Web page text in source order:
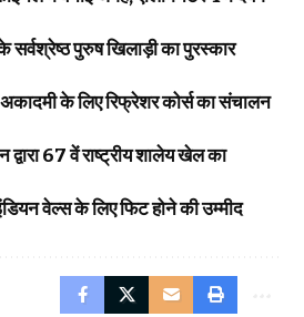
सर्वश्रेष्ठ पुरुष खिलाड़ी का पुरस्कार
अकादमी के लिए रिफ्रेशर कोर्स का संचालन
द्वारा 67 वें राष्ट्रीय शालेय खेल का
वेल्स के लिए फिट होने की उम्मीद